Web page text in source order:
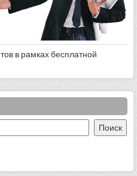
в рамках бесплатной